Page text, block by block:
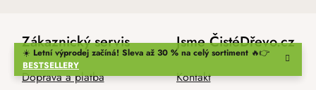
☀️ Letní výprodej začíná! Sleva až 30 % na celý sortiment 🔥👉
BESTSELLERY
Zákaznický servis
Doprava a platba
Jsme ČistéDřevo.cz
Kontakt